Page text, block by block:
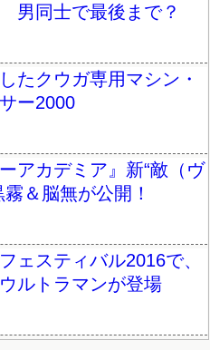
男同士で最後まで？
たクウガ専用マシン・
ー2000
アカデミア』新“敵（ヴ
＆脳無が公開！
ェスティバル2016で、
ルトラマンが登場